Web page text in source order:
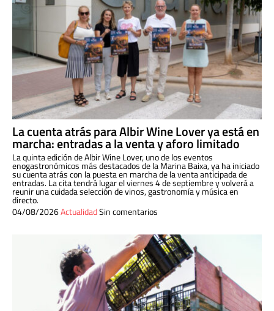
La cuenta atrás para Albir Wine Lover ya está en
marcha: entradas a la venta y aforo limitado
La quinta edición de Albir Wine Lover, uno de los eventos
enogastronómicos más destacados de la Marina Baixa, ya ha iniciado
su cuenta atrás con la puesta en marcha de la venta anticipada de
entradas. La cita tendrá lugar el viernes 4 de septiembre y volverá a
reunir una cuidada selección de vinos, gastronomía y música en
directo.
04/08/2026ActualidadSin comentarios